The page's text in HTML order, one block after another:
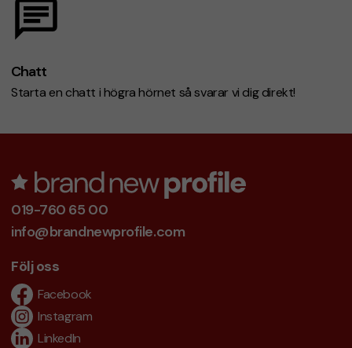
Chatt
Starta en chatt i högra hörnet så svarar vi dig direkt!
019-760 65 00
info@brandnewprofile.com
Följ oss
Facebook
Instagram
LinkedIn